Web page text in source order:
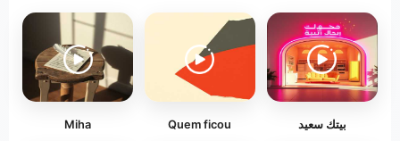
Miha Quem ficou بيتك سعيد